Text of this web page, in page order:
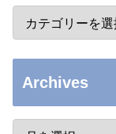
Archives